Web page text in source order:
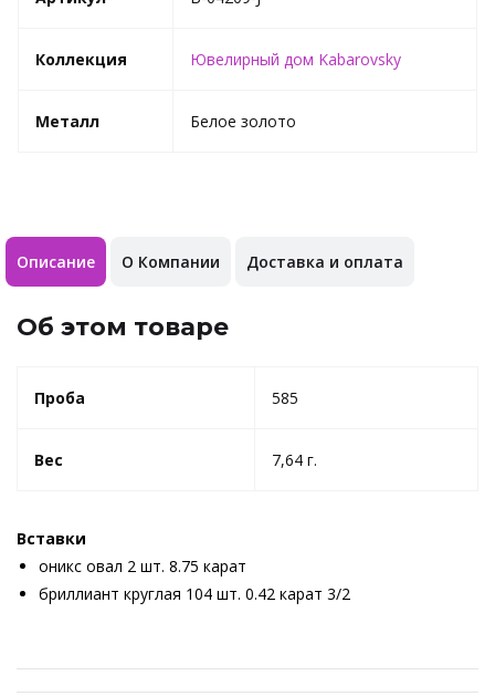
Коллекция Ювелирный дом Kabarovsky
Металл Белое золото
Описание О Компании Доставка и оплата
Об этом товаре
Проба 585
Вес 7,64 г.
Вставки
оникс овал 2 шт. 8.75 карат
бриллиант круглая 104 шт. 0.42 карат 3/2